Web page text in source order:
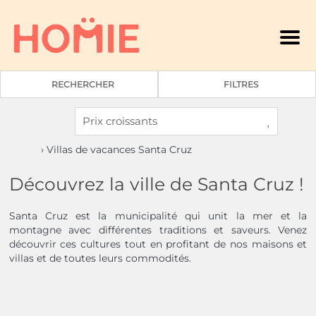
Menu
RECHERCHER FILTRES
› Villas de vacances Santa Cruz
Découvrez la ville de Santa Cruz !
Santa Cruz est la municipalité qui unit la mer et la
montagne avec différentes traditions et saveurs. Venez
découvrir ces cultures tout en profitant de nos maisons et
villas et de toutes leurs commodités.